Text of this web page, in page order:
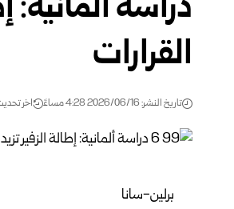
دراسة ألمانية:
القرارات
تاريخ النشر: 2026/06/16 4:28 مساءً اخر تحديث: 2026/06/16
برلين-سانا ‏